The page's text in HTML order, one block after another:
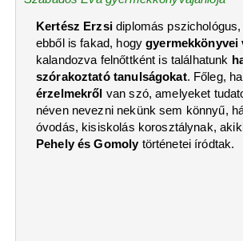
Kertész Erzsidiplomás pszichológus,
ebből is fakad, hogygyermekkönyvei
kalandozva felnőttként is találhatunk
szórakoztató tanulságokat. Főleg, ha
érzelmekről van szó, amelyeket
néven nevezni nekünk sem könnyű,
óvodás, kisiskolás korosztálynak,
Pehely és Gomoly történetei íródtak.